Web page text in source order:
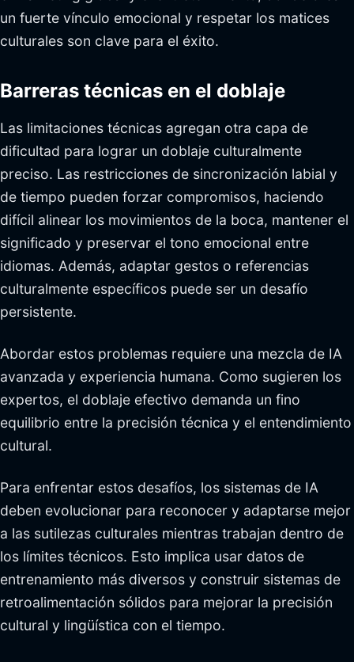
un fuerte vínculo emocional y respetar los matices
culturales son clave para el éxito.
Barreras técnicas en el doblaje
Las limitaciones técnicas agregan otra capa de
dificultad para lograr un doblaje culturalmente
preciso. Las restricciones de sincronización labial y
de tiempo pueden forzar compromisos, haciendo
difícil alinear los movimientos de la boca, mantener el
significado y preservar el tono emocional entre
idiomas. Además, adaptar gestos o referencias
culturalmente específicos puede ser un desafío
persistente.
Abordar estos problemas requiere una mezcla de IA
avanzada y experiencia humana. Como sugieren los
expertos, el doblaje efectivo demanda un fino
equilibrio entre la precisión técnica y el entendimiento
cultural.
Para enfrentar estos desafíos, los sistemas de IA
deben evolucionar para reconocer y adaptarse mejor
a las sutilezas culturales mientras trabajan dentro de
los límites técnicos. Esto implica usar datos de
entrenamiento más diversos y construir sistemas de
retroalimentación sólidos para mejorar la precisión
cultural y lingüística con el tiempo.